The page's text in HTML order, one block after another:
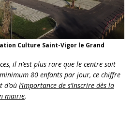
Culture Saint-Vigor le Grand
il n’est plus rare que le centre soit
80 enfants par jour, ce chiffre
d’où l’importance de s’inscrire dès la
mairie.